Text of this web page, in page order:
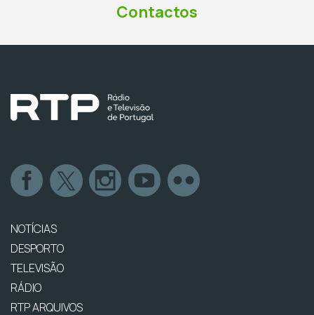
Contactos
NOTÍCIAS
DESPORTO
TELEVISÃO
RÁDIO
RTP ARQUIVOS